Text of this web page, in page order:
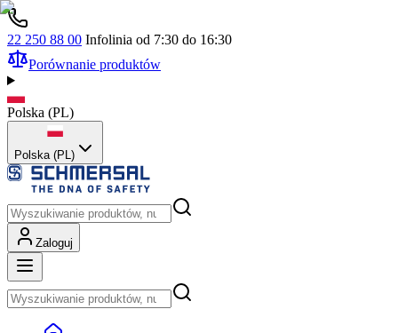
22 250 88 00 Infolinia od 7:30 do 16:30
Porównanie produktów
Polska (PL)
Polska (PL)
Zaloguj